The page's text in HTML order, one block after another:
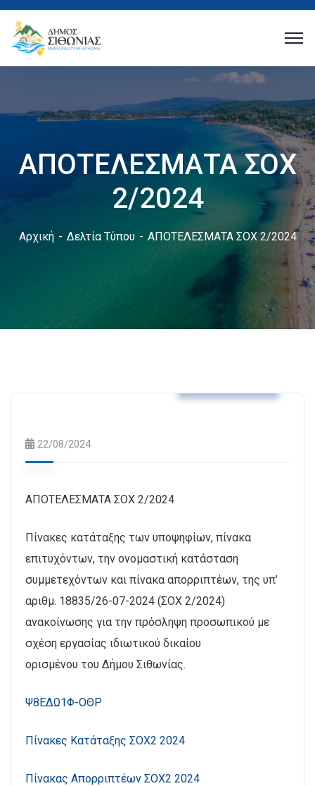
ΑΠΟΤΕΛΕΣΜΑΤΑ ΣΟΧ
2/2024
Αρχική Δελτία Τύπου ΑΠΟΤΕΛΕΣΜΑΤΑ ΣΟΧ 2/2024
22/08/2024
ΑΠΟΤΕΛΕΣΜΑΤΑ ΣΟΧ 2/2024
Πίνακες κατάταξης των υποψηφίων, πίνακα
επιτυχόντων, την ονομαστική κατάσταση
συμμετεχόντων και πίνακα απορριπτέων, της υπ’
αριθμ. 18835/26-07-2024 (ΣΟΧ 2/2024)
ανακοίνωσης για την πρόσληψη προσωπικού με
σχέση εργασίας ιδιωτικού δικαίου
ορισμένου του Δήμου Σιθωνίας.
Ψ8ΕΔΩ1Φ-ΟΘΡ
Πίνακες Κατάταξης ΣΟΧ2 2024
Πίνακας Απορριπτέων ΣΟΧ2 2024